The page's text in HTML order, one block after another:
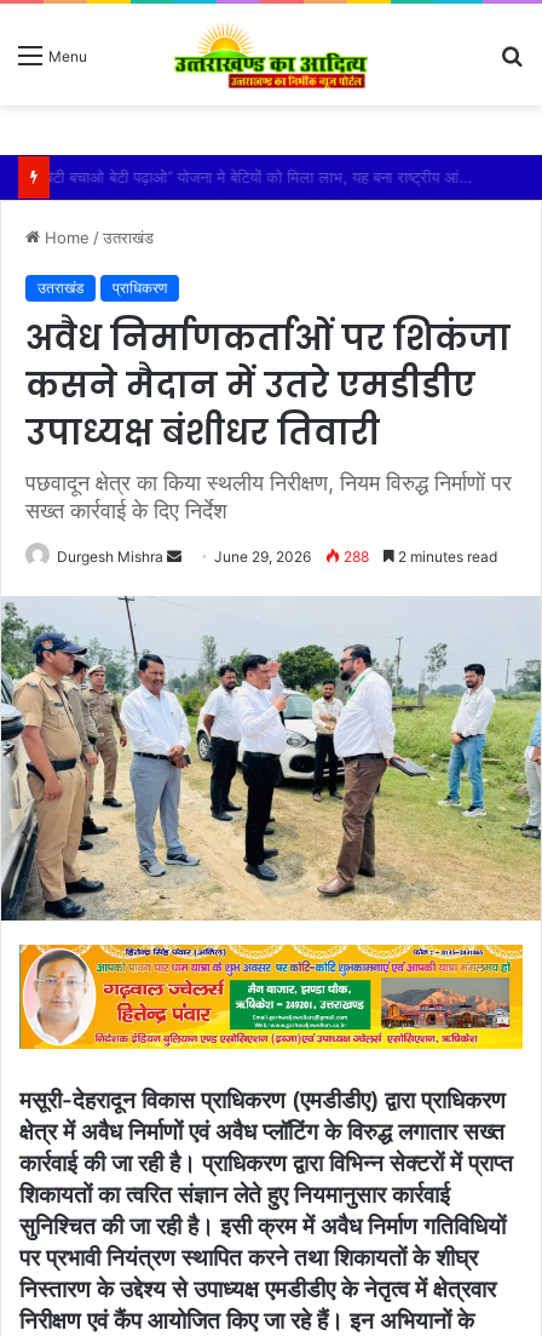
Menu
विशिष्ट पहचान बना रही है आदि कैलाश परिक्रमा: महाराज
Home /उतराखंड
उतराखंड प्राधिकरण
अवैध निर्माणकर्ताओं पर शिकंजा
कसने मैदान में उतरे एमडीडीए
उपाध्यक्ष बंशीधर तिवारी
पछवादून क्षेत्र का किया स्थलीय निरीक्षण, नियम विरुद्ध निर्माणों पर
सख्त कार्रवाई के दिए निर्देश
Durgesh Mishra
Send June 29, 2026 288 2 minutes read
मसूरी-देहरादून विकास प्राधिकरण (एमडीडीए) द्वारा प्राधिकरण
क्षेत्र में अवैध निर्माणों एवं अवैध प्लॉटिंग के विरुद्ध लगातार सख्त
कार्रवाई की जा रही है। प्राधिकरण द्वारा विभिन्न सेक्टरों में प्राप्त
शिकायतों का त्वरित संज्ञान लेते हुए नियमानुसार कार्रवाई
सुनिश्चित की जा रही है। इसी क्रम में अवैध निर्माण गतिविधियों
पर प्रभावी नियंत्रण स्थापित करने तथा शिकायतों के शीघ्र
निस्तारण के उद्देश्य से उपाध्यक्ष एमडीडीए के नेतृत्व में क्षेत्रवार
निरीक्षण एवं कैंप आयोजित किए जा रहे हैं। इन अभियानों के